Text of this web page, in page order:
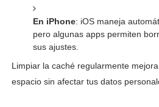
En iPhone: iOS maneja
pero algunas apps permiten
sus ajustes.
Limpiar la caché regularmente
espacio sin afectar tus datos